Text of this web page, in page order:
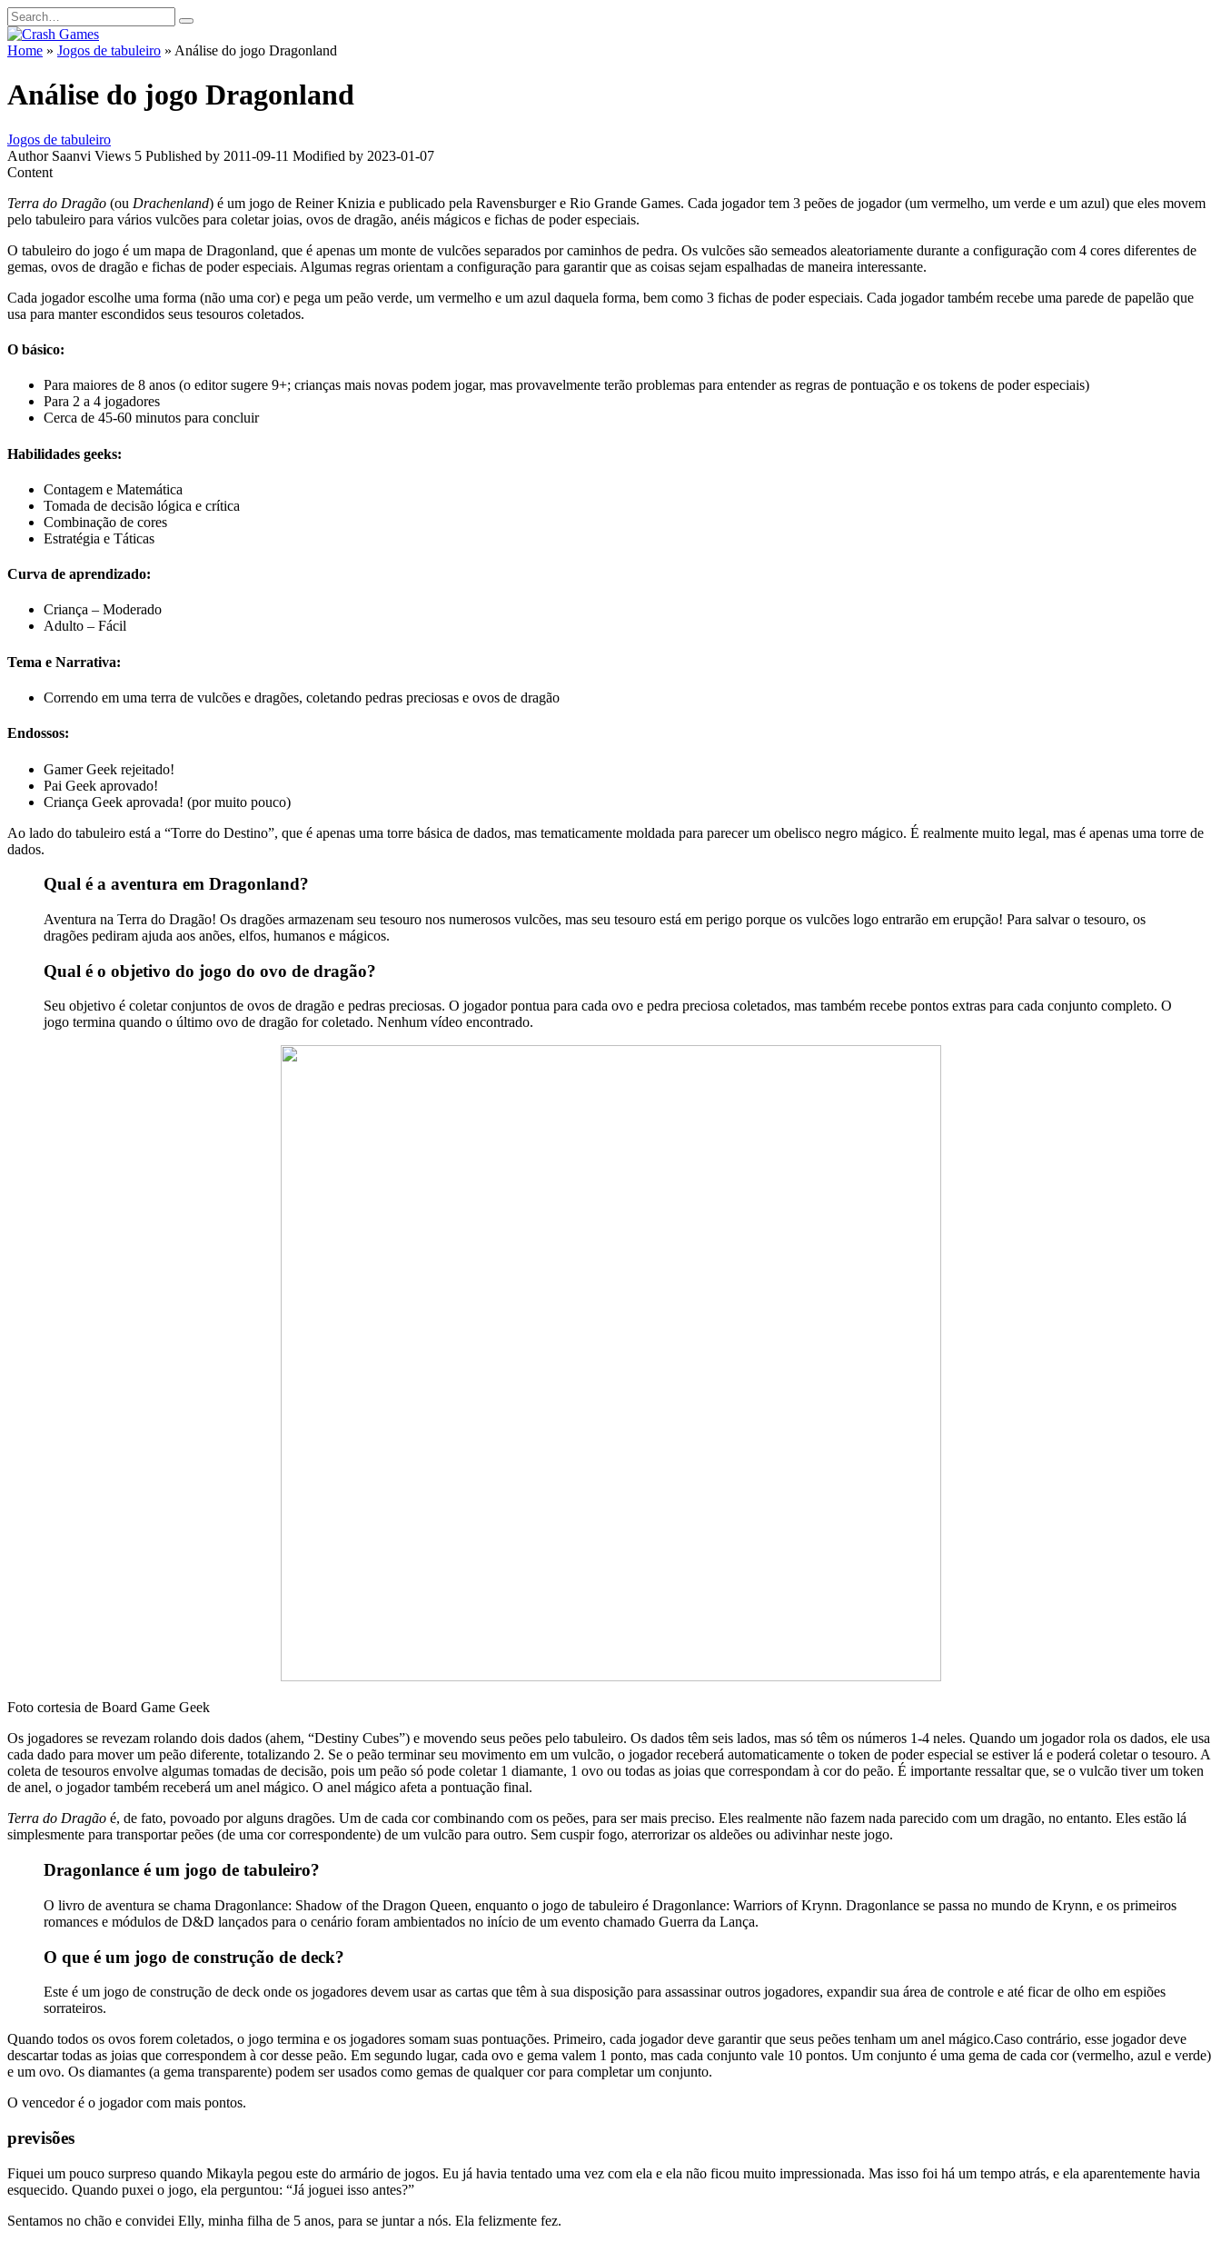
Skip
to
content
Search
for:
Home » Jogos de tabuleiro » Análise do jogo Dragonland
Análise do jogo Dragonland
Jogos de tabuleiro
Author Saanvi Views 5 Published by 2011-09-11 Modified by 2023-01-07
Content
Terra do Dragão (ou Drachenland) é um jogo de Reiner Knizia e publicado pela Ravensburger e Rio Grande Games. Cada jogador tem 3 peões de jogador (um vermelho, um verde e um azul) que eles movem
pelo tabuleiro para vários vulcões para coletar joias, ovos de dragão, anéis mágicos e fichas de poder especiais.
O tabuleiro do jogo é um mapa de Dragonland, que é apenas um monte de vulcões separados por caminhos de pedra. Os vulcões são semeados aleatoriamente durante a configuração com 4 cores diferentes de
gemas, ovos de dragão e fichas de poder especiais. Algumas regras orientam a configuração para garantir que as coisas sejam espalhadas de maneira interessante.
Cada jogador escolhe uma forma (não uma cor) e pega um peão verde, um vermelho e um azul daquela forma, bem como 3 fichas de poder especiais. Cada jogador também recebe uma parede de papelão que
usa para manter escondidos seus tesouros coletados.
O básico:
Para maiores de 8 anos (o editor sugere 9+; crianças mais novas podem jogar, mas provavelmente terão problemas para entender as regras de pontuação e os tokens de poder especiais)
Para 2 a 4 jogadores
Cerca de 45-60 minutos para concluir
Habilidades geeks:
Contagem e Matemática
Tomada de decisão lógica e crítica
Combinação de cores
Estratégia e Táticas
Curva de aprendizado:
Criança – Moderado
Adulto – Fácil
Tema e Narrativa:
Correndo em uma terra de vulcões e dragões, coletando pedras preciosas e ovos de dragão
Endossos:
Gamer Geek rejeitado!
Pai Geek aprovado!
Criança Geek aprovada! (por muito pouco)
Ao lado do tabuleiro está a “Torre do Destino”, que é apenas uma torre básica de dados, mas tematicamente moldada para parecer um obelisco negro mágico. É realmente muito legal, mas é apenas uma torre de
dados.
Qual é a aventura em Dragonland?
Aventura na Terra do Dragão! Os dragões armazenam seu tesouro nos numerosos vulcões, mas seu tesouro está em perigo porque os vulcões logo entrarão em erupção! Para salvar o tesouro, os
dragões pediram ajuda aos anões, elfos, humanos e mágicos.
Qual é o objetivo do jogo do ovo de dragão?
Seu objetivo é coletar conjuntos de ovos de dragão e pedras preciosas. O jogador pontua para cada ovo e pedra preciosa coletados, mas também recebe pontos extras para cada conjunto completo. O
jogo termina quando o último ovo de dragão for coletado. Nenhum vídeo encontrado.
Foto cortesia de Board Game Geek
Os jogadores se revezam rolando dois dados (ahem, “Destiny Cubes”) e movendo seus peões pelo tabuleiro. Os dados têm seis lados, mas só têm os números 1-4 neles. Quando um jogador rola os dados, ele usa
cada dado para mover um peão diferente, totalizando 2. Se o peão terminar seu movimento em um vulcão, o jogador receberá automaticamente o token de poder especial se estiver lá e poderá coletar o tesouro. A
coleta de tesouros envolve algumas tomadas de decisão, pois um peão só pode coletar 1 diamante, 1 ovo ou todas as joias que correspondam à cor do peão. É importante ressaltar que, se o vulcão tiver um token
de anel, o jogador também receberá um anel mágico. O anel mágico afeta a pontuação final.
Terra do Dragão é, de fato, povoado por alguns dragões. Um de cada cor combinando com os peões, para ser mais preciso. Eles realmente não fazem nada parecido com um dragão, no entanto. Eles estão lá
simplesmente para transportar peões (de uma cor correspondente) de um vulcão para outro. Sem cuspir fogo, aterrorizar os aldeões ou adivinhar neste jogo.
Dragonlance é um jogo de tabuleiro?
O livro de aventura se chama Dragonlance: Shadow of the Dragon Queen, enquanto o jogo de tabuleiro é Dragonlance: Warriors of Krynn. Dragonlance se passa no mundo de Krynn, e os primeiros
romances e módulos de D&D lançados para o cenário foram ambientados no início de um evento chamado Guerra da Lança.
O que é um jogo de construção de deck?
Este é um jogo de construção de deck onde os jogadores devem usar as cartas que têm à sua disposição para assassinar outros jogadores, expandir sua área de controle e até ficar de olho em espiões
sorrateiros.
Quando todos os ovos forem coletados, o jogo termina e os jogadores somam suas pontuações. Primeiro, cada jogador deve garantir que seus peões tenham um anel mágico.Caso contrário, esse jogador deve
descartar todas as joias que correspondem à cor desse peão. Em segundo lugar, cada ovo e gema valem 1 ponto, mas cada conjunto vale 10 pontos. Um conjunto é uma gema de cada cor (vermelho, azul e verde)
e um ovo. Os diamantes (a gema transparente) podem ser usados ​​como gemas de qualquer cor para completar um conjunto.
O vencedor é o jogador com mais pontos.
previsões
Fiquei um pouco surpreso quando Mikayla pegou este do armário de jogos. Eu já havia tentado uma vez com ela e ela não ficou muito impressionada. Mas isso foi há um tempo atrás, e ela aparentemente havia
esquecido. Quando puxei o jogo, ela perguntou: “Já joguei isso antes?”
Sentamos no chão e convidei Elly, minha filha de 5 anos, para se juntar a nós. Ela felizmente fez.